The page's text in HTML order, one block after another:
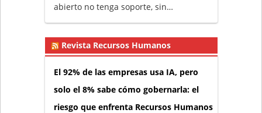
abierto no tenga soporte, sin…
Revista Recursos Humanos
El 92% de las empresas usa IA, pero
solo el 8% sabe cómo gobernarla: el
riesgo que enfrenta Recursos Humanos